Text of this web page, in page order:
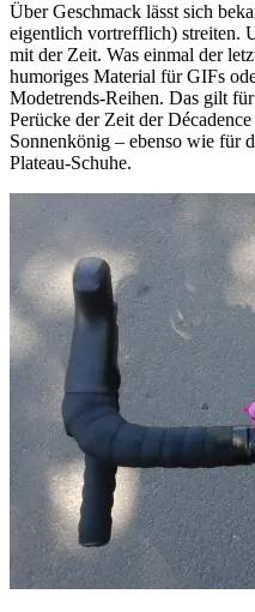
Über Geschmack lässt sich
eigentlich vortrefflich) streiten.
mit der Zeit. Was einmal der
humoriges Material für GIFs
Modetrends-Reihen. Das gilt
Perücke der Zeit der
Sonnenkönig – ebenso wie für
Plateau-Schuhe.